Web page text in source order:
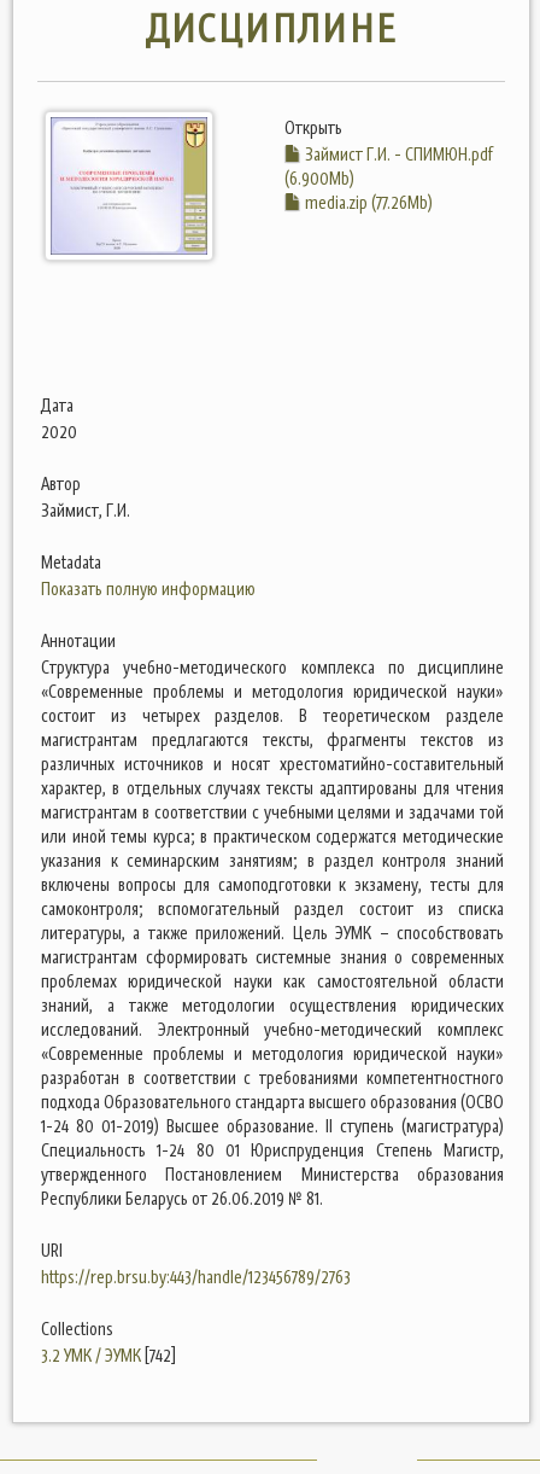
ДИСЦИПЛИНЕ
Открыть
Займист Г.И. - СПИМЮН.pdf
(6.900Mb)
media.zip (77.26Mb)
Дата
2020
Автор
Займист, Г.И.
Metadata
Показать полную информацию
Аннотации
Структура учебно-методического комплекса по дисциплине
«Современные проблемы и методология юридической науки»
состоит из четырех разделов. В теоретическом разделе
магистрантам предлагаются тексты, фрагменты текстов из
различных источников и носят хрестоматийно-составительный
характер, в отдельных случаях тексты адаптированы для чтения
магистрантам в соответствии с учебными целями и задачами той
или иной темы курса; в практическом содержатся методические
указания к семинарским занятиям; в раздел контроля знаний
включены вопросы для самоподготовки к экзамену, тесты для
самоконтроля; вспомогательный раздел состоит из списка
литературы, а также приложений. Цель ЭУМК – способствовать
магистрантам сформировать системные знания о современных
проблемах юридической науки как самостоятельной области
знаний, а также методологии осуществления юридических
исследований. Электронный учебно-методический комплекс
«Современные проблемы и методология юридической науки»
разработан в соответствии с требованиями компетентностного
подхода Образовательного стандарта высшего образования (ОСВО
1-24 80 01-2019) Высшее образование. II ступень (магистратура)
Специальность 1-24 80 01 Юриспруденция Степень Магистр,
утвержденного Постановлением Министерства образования
Республики Беларусь от 26.06.2019 № 81.
URI
https://rep.brsu.by:443/handle/123456789/2763
Collections
3.2 УМК / ЭУМК [742]